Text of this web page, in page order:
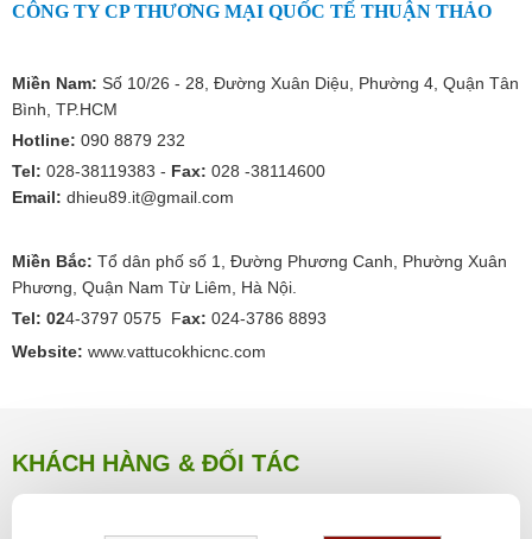
CÔNG TY CP THƯƠNG MẠI QUỐC TẾ THUẬN THẢO
Miền Nam: Số 10/26 - 28, Đường Xuân Diệu, Phường 4, Quận Tân
Bình, TP.HCM
Hotline: 090 8879 232
Tel: 028-38119383 - Fax: 028 -38114600
Email: dhieu89.it@gmail.com
Miền Bắc: Tổ dân phố số 1, Đường Phương Canh, Phường Xuân
Phương, Quận Nam Từ Liêm, Hà Nội.
Tel: 024-3797 0575 Fax: 024-3786 8893
Website: www.vattucokhicnc.com
KHÁCH HÀNG & ĐỐI TÁC